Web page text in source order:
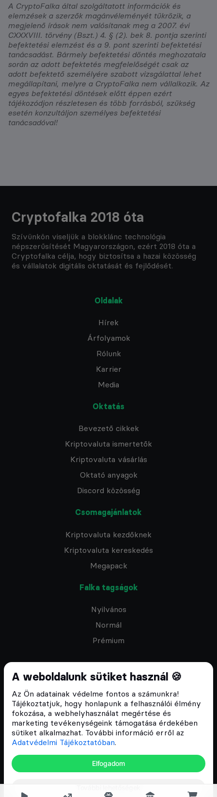
A weboldalunk sütiket használ 🍪
Az Ön adatainak védelme fontos a számunkra!
Tájékoztatjuk, hogy honlapunk a felhasználói élmény
fokozása, a webhelyhasználat megértése és
marketing tevékenységeink támogatása érdekében
sütiket alkalmazhat. További információ erről az
Adatvédelmi Tájékoztatóban.
Elfogadom
A CryptoFalka által szolgáltatott információk és
elemzések a szerzők magánvéleményét tükrözik, a
megjelenő írások nem valósítanak meg a 2007. évi
CXXXVIII. törvény (Bszt.) 4. § (2). bek 8. pontja szerinti
befektetési elemzést és a 9. pont szerinti befektetési
tanácsadást. Bármely befektetési döntés meghozatala
során az adott befektetés megfelelőségét csak az
adott befektető személyére szabott vizsgálattal lehet
megállapítani, melyre a CryptoFalka nem vállalkozik. Az
egyes befektetési döntések előtt éppen ezért
tájékozódjon részletesen és több forrásból, szükség
esetén konzultáljon személyes befektetési
tanácsadóval!
Cryptofalka 2018 óta
Szívünkön viseljük a blokklánc technológia
népszerűsítését Magyarországon, ezért 2018 óta a
Cryptofalka célja, hogy biztosítsa a hazai közösség
és vállalatok digitális oktatását és fejlődését.
Oldalak
Hírek
Árfolyamok
Rólunk
Karrier
Media
Oktatás
Bevezető cikkek
Kriptovaluta ismertetők
Kriptovaluta vásárlás
Oktató anyagok
Discord közösség
Csomagajánlatok
Kriptovaluta kezdőknek
Kriptovaluta kereskedés
Megapack
Falka tagságok
Nyilvános
Normál
Prémium
Feliratkozom a hírlevélre
ÁSZF
Adatvédelmi tájékoztató
Copyright © 2017–2026. Minden jog fenntartva